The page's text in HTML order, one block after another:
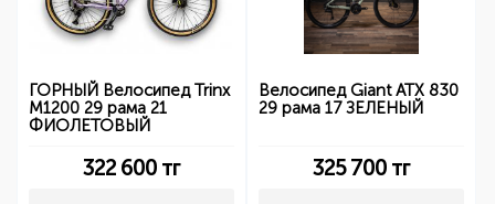
ГОРНЫЙ Велосипед Trinx
M1200 29 рама 21
ФИОЛЕТОВЫЙ
322 600 тг
Велосипед Giant ATX 830
29 рама 17 ЗЕЛЕНЫЙ
325 700 тг